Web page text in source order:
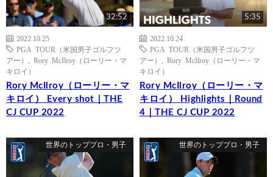
32:52
2022.10.25
PGA TOUR（米国男子ゴルフツ
アー）
Rory McIlroy（ローリー・マ
キロイ）
Rory McIlroy（ローリー・マ
キロイ） Every shot｜THE
CJ CUP 2022
5:35
2022.10.24
PGA TOUR（米国男子ゴルフツ
アー）
Rory McIlroy（ローリー・マ
キロイ）
Rory McIlroy（ローリー・マ
キロイ） Highlights｜Round
4｜THE CJ CUP 2022
世界のトッププロ・男子 世界のトッププロ・男子